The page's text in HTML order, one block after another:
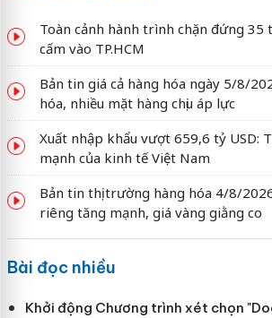
Toàn cảnh hành trình chặn đứng 35
cấm vào TP.HCM
Bản tin giá cả hàng hóa ngày 5/8/
hóa, nhiều mặt hàng chịu áp lực
Xuất nhập khẩu vượt 659,6 tỷ USD:
mạnh của kinh tế Việt Nam
Bản tin thị trường hàng hóa 4/8/
riêng tăng mạnh, giá vàng giằng co
Bài đọc nhiều
Khởi động Chương trình xét chọn